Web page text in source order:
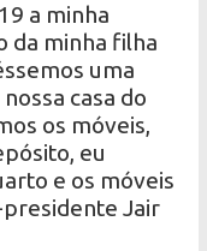
a minha
da minha filha
uma
casa do
os móveis,
eu
e os móveis
presidente Jair